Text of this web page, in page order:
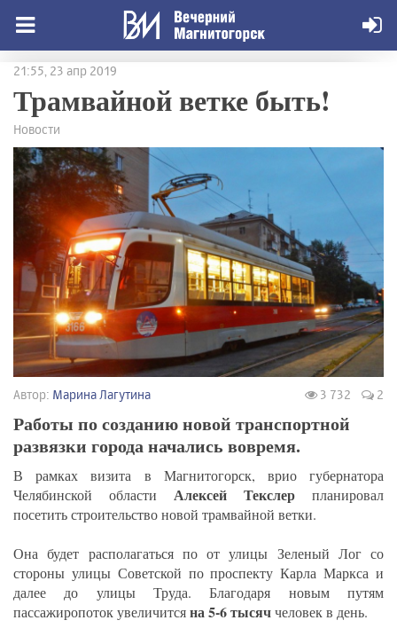
21:55, 23 апр 2019
Трамвайной ветке быть!
Новости
Автор: Марина Лагутина 3 732 2
Работы по созданию новой транспортной
развязки города начались вовремя.
В рамках визита в Магнитогорск, врио губернатора
Челябинской области Алексей Текслер планировал
посетить строительство новой трамвайной ветки.
Она будет располагаться по от улицы Зеленый Лог со
стороны улицы Советской по проспекту Карла Маркса и
далее до улицы Труда. Благодаря новым путям
пассажиропоток увеличитсяна 5-6 тысяччеловек в день.